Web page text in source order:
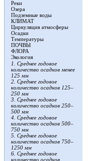
Реки
Озера
Подземные воды
КЛИМАТ
Циркуляция атмосферы
Осадки
Температуры
ПОЧВЫ
ФЛОРА
Экология
1. Среднее годовое
количество осадков менее
125 мм
2. Среднее годовое
количество осадков 125–
250 мм
3. Среднее годовое
количество осадков 250–
500 мм
4. Среднее годовое
количество осадков 500–
750 мм
5. Среднее годовое
количество осадков 750–
1250 мм
6. Среднее годовое
количество осадков